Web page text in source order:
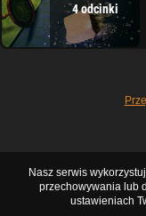
4 odcinki
Nasz serwis
przechowywania lub
ustawieniach